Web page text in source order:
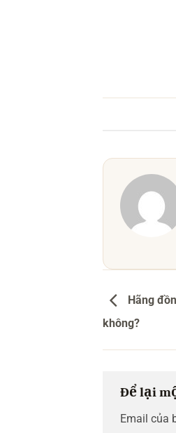
Hãng
không?
Để lại
Email của